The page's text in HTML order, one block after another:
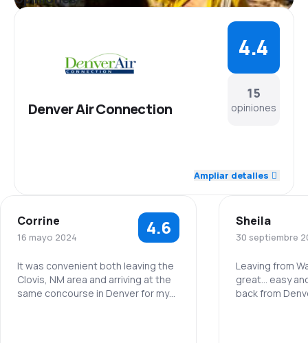
Denver Air Connection
15
opiniones
4.4
Red de conexiones 4.3
Precio del billete 3.8
Comodidad de viaje 4.5
Ampliar detalles
Corrine
16 mayo 2024 4.6
It was convenient both leaving the
Clovis, NM area and arriving at the
same concourse in Denver for my
Sheila
30 septiembre
Leaving from
great… easy and
back from